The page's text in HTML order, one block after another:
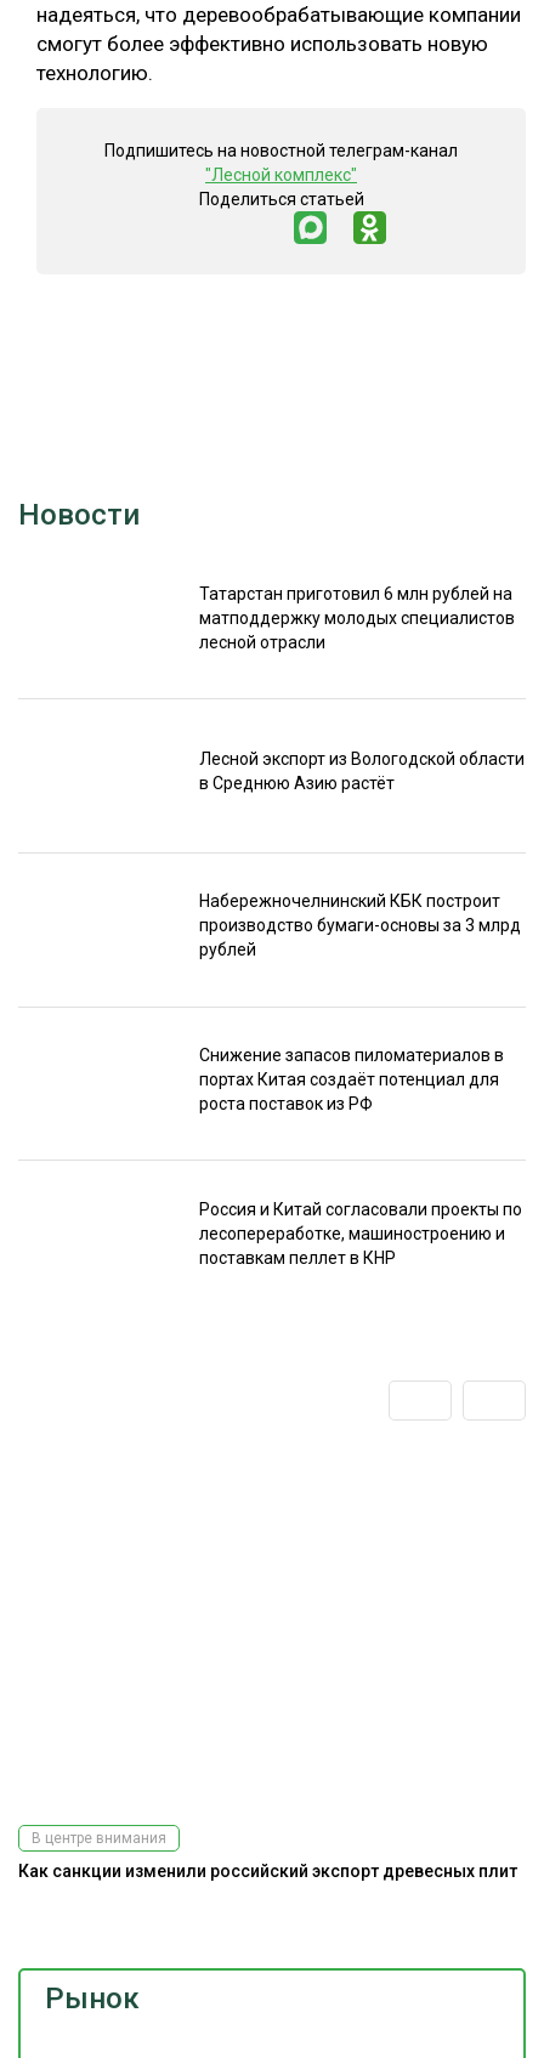
надеяться, что деревообрабатывающие компании
смогут более эффективно использовать новую
технологию.
Подпишитесь на новостной телеграм-канал
"Лесной комплекс"
Поделиться статьей
Новости
Татарстан приготовил 6 млн рублей на
матподдержку молодых специалистов
лесной отрасли
Лесной экспорт из Вологодской области
в Среднюю Азию растёт
Набережночелнинский КБК построит
производство бумаги-основы за 3 млрд
рублей
Снижение запасов пиломатериалов в
портах Китая создаёт потенциал для
роста поставок из РФ
Россия и Китай согласовали проекты по
лесопереработке, машиностроению и
поставкам пеллет в КНР
Рынок
В центре внимания
Как санкции изменили российский экспорт древесных плит